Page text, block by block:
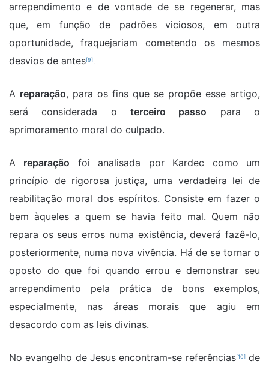
arrependimento e de vontade de se regenerar, mas
que, em função de padrões viciosos, em outra
oportunidade, fraquejariam cometendo os mesmos
desvios de antes[9].
A reparação, para os fins que se propõe esse artigo,
será considerada o terceiro passo para o
aprimoramento moral do culpado.
A reparação foi analisada por Kardec como um
princípio de rigorosa justiça, uma verdadeira lei de
reabilitação moral dos espíritos. Consiste em fazer o
bem àqueles a quem se havia feito mal. Quem não
repara os seus erros numa existência, deverá fazê-lo,
posteriormente, numa nova vivência. Há de se tornar o
oposto do que foi quando errou e demonstrar seu
arrependimento pela prática de bons exemplos,
especialmente, nas áreas morais que agiu em
desacordo com as leis divinas.
No evangelho de Jesus encontram-se referências[10]de